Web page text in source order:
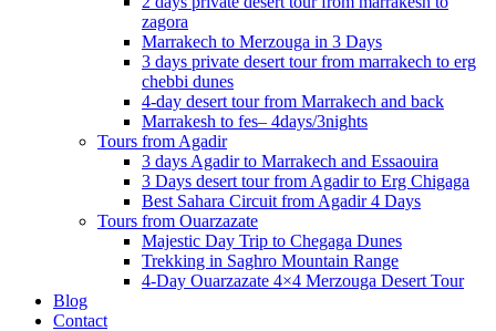
zagora
Marrakech to Merzouga in 3 Days
3 days private desert tour from marrakech to erg
chebbi dunes
4-day desert tour from Marrakech and back
Marrakesh to fes– 4days/3nights
Tours from Agadir
3 days Agadir to Marrakech and Essaouira
3 Days desert tour from Agadir to Erg Chigaga
Best Sahara Circuit from Agadir 4 Days
Tours from Ouarzazate
Majestic Day Trip to Chegaga Dunes
Trekking in Saghro Mountain Range
4-Day Ouarzazate 4×4 Merzouga Desert Tour
Blog
Contact